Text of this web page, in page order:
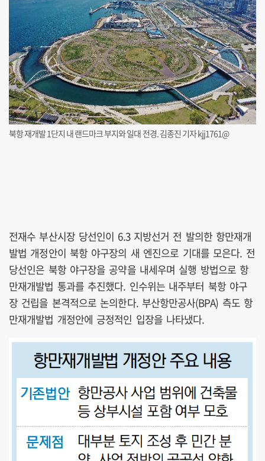
북항 재개발 1단지 내 랜드마크 부지와 일대 전경. 김종진 기자 kjj1761@
전재수 부산시장 당선인이 6.3 지방선거 전 발의한 항만재개
발법 개정안이 북항 야구장의 새 엔진으로 기대를 모은다. 전
당선인은 북항 야구장을 공약을 내세우며 실행 방법으로 항
만재개발법 통과를 추진했다. 인수위는 내주부터 북항 야구
장 건립을 본격적으로 논의한다. 부산항만공사(BPA) 측도 항
만재개발법 개정안에 긍정적인 입장을 나타냈다.